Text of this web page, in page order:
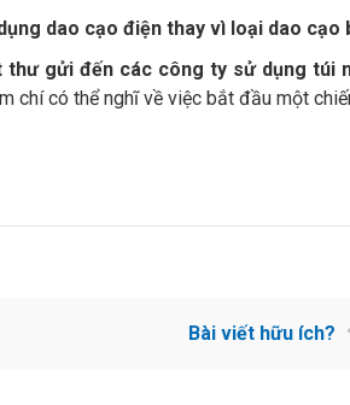
dao cạo điện thay vì loại dao cạo
thư gửi đến các công ty sử dụng túi
chí có thể nghĩ về việc bắt đầu một
Bài viết hữu ích?